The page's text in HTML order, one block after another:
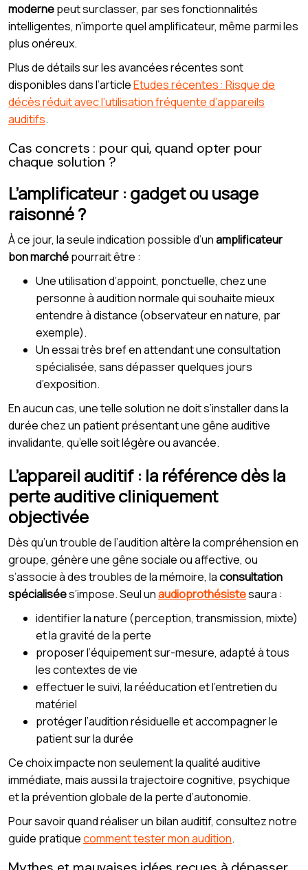
modernepeut surclasser, par ses fonctionnalités
intelligentes, n’importe quel amplificateur, même parmi les
plus onéreux.
Plus de détails sur les avancées récentes sont
disponibles dans l’articleEtudes récentes : Risque de
décès réduit avec l’utilisation fréquente d’appareils
auditifs.
Cas concrets : pour qui, quand opter pour
chaque solution ?
L’amplificateur : gadget ou usage
raisonné ?
À ce jour, la seule indication possible d’unamplificateur
bon marchépourrait être :
Une utilisation d’appoint, ponctuelle, chez une
personne à audition normale qui souhaite mieux
entendre à distance (observateur en nature, par
exemple).
Un essai très bref en attendant une consultation
spécialisée, sans dépasser quelques jours
d’exposition.
En aucun cas, une telle solution ne doit s’installer dans la
durée chez un patient présentant une gêne auditive
invalidante, qu’elle soit légère ou avancée.
L’appareil auditif : la référence dès la
perte auditive cliniquement
objectivée
Dès qu’un trouble de l’audition altère la compréhension en
groupe, génère une gêne sociale ou affective, ou
s’associe à des troubles de la mémoire, laconsultation
spécialisées’impose. Seul unaudioprothésistesaura :
identifier la nature (perception, transmission, mixte)
et la gravité de la perte
proposer l’équipement sur-mesure, adapté à tous
les contextes de vie
effectuer le suivi, la rééducation et l’entretien du
matériel
protéger l’audition résiduelle et accompagner le
patient sur la durée
Ce choix impacte non seulement la qualité auditive
immédiate, mais aussi la trajectoire cognitive, psychique
et la prévention globale de la perte d’autonomie.
Pour savoir quand réaliser un bilan auditif, consultez notre
guide pratiquecomment tester mon audition.